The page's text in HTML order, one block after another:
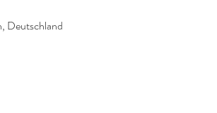
Deutschland